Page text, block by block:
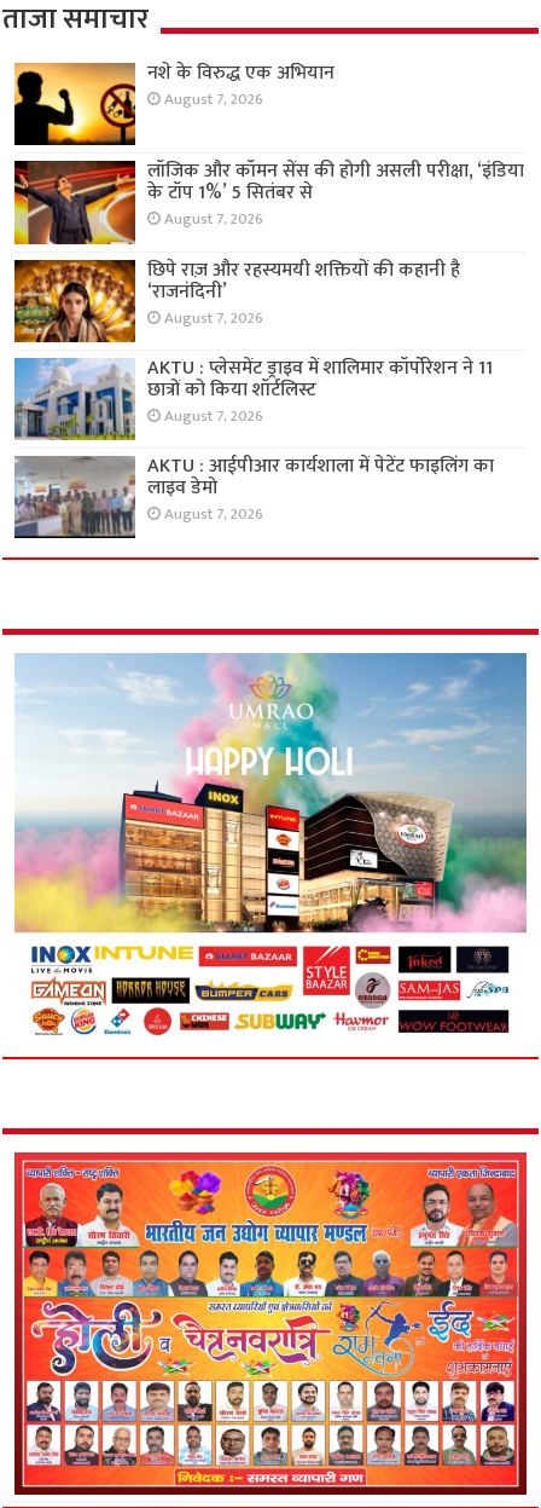
ताजा समाचार
नशे के विरुद्ध एक अभियान
August 7, 2026
लॉजिक और कॉमन सेंस की होगी असली परीक्षा, ‘इंडिया
के टॉप 1%’ 5 सितंबर से
August 7, 2026
छिपे राज़ और रहस्यमयी शक्तियों की कहानी है
‘राजनंदिनी’
August 7, 2026
AKTU : प्लेसमेंट ड्राइव में शालिमार कॉर्पोरेशन ने 11
छात्रों को किया शॉर्टलिस्ट
August 7, 2026
AKTU : आईपीआर कार्यशाला में पेटेंट फाइलिंग का
लाइव डेमो
August 7, 2026